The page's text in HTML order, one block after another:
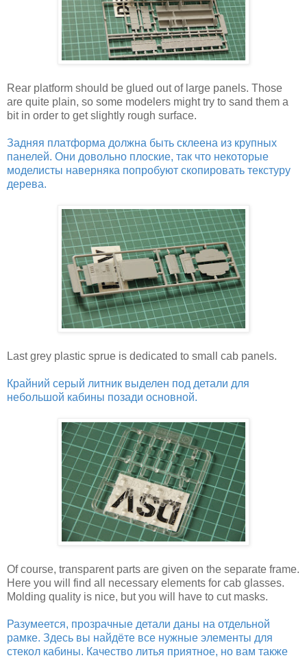
Rear platform should be glued out of large panels. Those
are quite plain, so some modelers might try to sand them a
bit in order to get slightly rough surface.
Задняя платформа должна быть склеена из крупных
панелей. Они довольно плоские, так что некоторые
моделисты наверняка попробуют скопировать текстуру
дерева.
Last grey plastic sprue is dedicated to small cab panels.
Крайний серый литник выделен под детали для
небольшой кабины позади основной.
Of course, transparent parts are given on the separate frame.
Here you will find all necessary elements for cab glasses.
Molding quality is nice, but you will have to cut masks.
Разумеется, прозрачные детали даны на отдельной
рамке. Здесь вы найдёте все нужные элементы для
стекол кабины. Качество литья приятное, но вам также